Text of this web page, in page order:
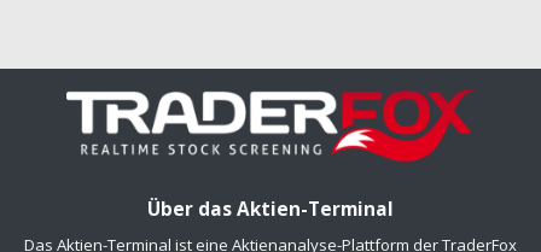
Über das Aktien-Terminal
Das Aktien-Terminal ist eine Aktienanalyse-Plattform der TraderFox